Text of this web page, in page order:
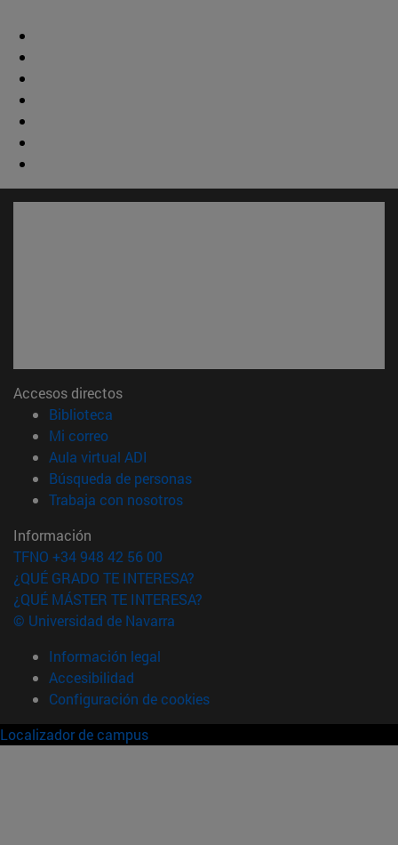
Accesos directos
Biblioteca
Mi correo(abre en nueva ventana)
Aula virtual ADI
Búsqueda de personas(abre en nueva ventana)
Trabaja con nosotros(abre en nueva ventana)
Información
TFNO +34 948 42 56 00
¿QUÉ GRADO TE INTERESA?
¿QUÉ MÁSTER TE INTERESA?
© Universidad de Navarra
Información legal
Accesibilidad
Configuración de cookies
Localizador de campus